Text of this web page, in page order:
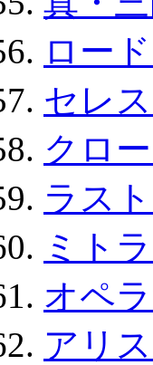
ロー
セレ
クロ
ラス
ミト
オペ
アリ